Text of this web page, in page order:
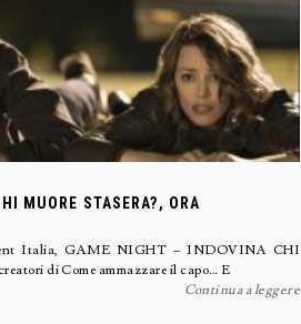
MUORE STASERA?, ORA
Italia, GAME NIGHT – INDOVINA CHI
di Come ammazzare il capo… E
Continua a leggere